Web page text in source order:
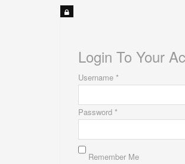
Login To Your
Username *
Password *
Remember Me